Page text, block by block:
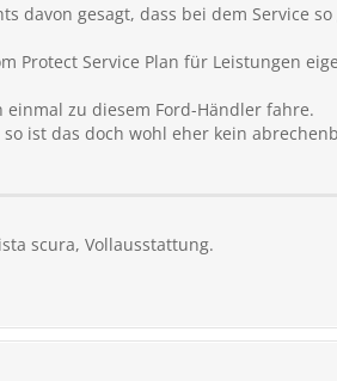
davon gesagt, dass bei dem Service
Protect Service Plan für Leistungen
zu diesem Ford-Händler fahre.
ist das doch wohl eher kein
scura, Vollausstattung.